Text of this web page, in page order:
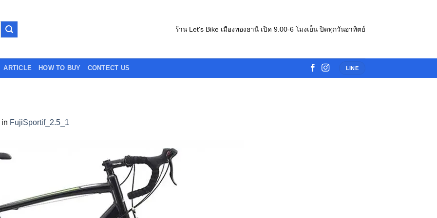
ร้าน Let's Bike เมืองทองธานี เปิด 9.00-6 โมงเย็น ปิดทุกวันอาทิตย์
ARTICLE HOW TO BUY CONTECT US LINE
in FujiSportif_2.5_1